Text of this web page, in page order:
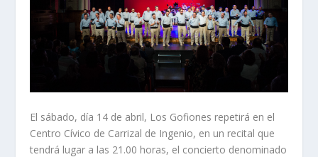
El sábado, día 14 de abril, Los Gofiones repetirá en el
Centro Cívico de Carrizal de Ingenio, en un recital que
tendrá lugar a las 21.00 horas, el concierto denominado